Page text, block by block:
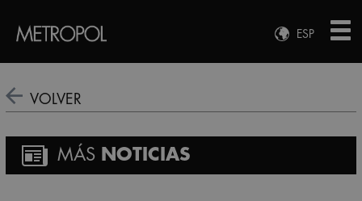
ESP
ENG
VOLVER
MÁS NOTICIAS